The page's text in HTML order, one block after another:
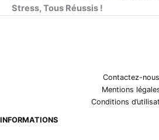
Stress, Tous Réussis !
Contactez-nous
Mentions
Conditions
INFORMATIONS